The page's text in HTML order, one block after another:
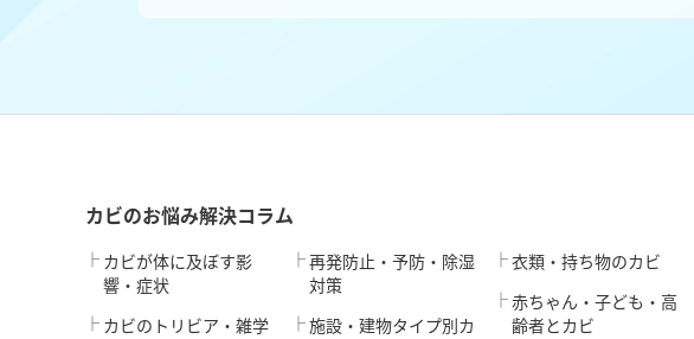
カビのお悩み解決コラム
カビが体に及ぼす影
響・症状
カビのトリビア・雑学
再発防止・予防・除湿
対策
施設・建物タイプ別カ
衣類・持ち物のカビ
赤ちゃん・子ども・高
齢者とカビ